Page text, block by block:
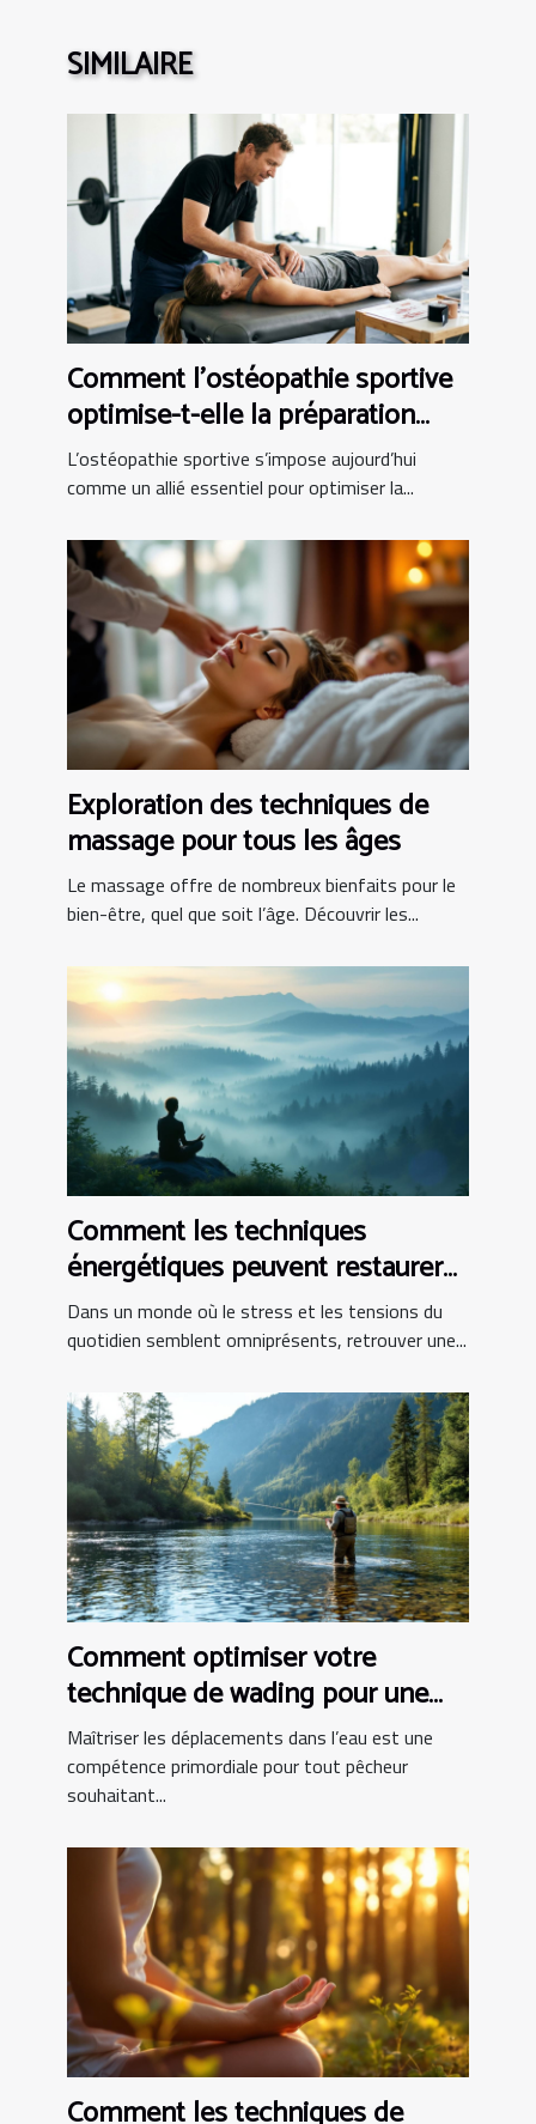
SIMILAIRE
Comment l'ostéopathie sportive
optimise-t-elle la préparation
physique ?
L’ostéopathie sportive s’impose aujourd’hui
comme un allié essentiel pour optimiser la...
Exploration des techniques de
massage pour tous les âges
Le massage offre de nombreux bienfaits pour le
bien-être, quel que soit l’âge. Découvrir les...
Comment les techniques
énergétiques peuvent restaurer
l'harmonie intérieure ?
Dans un monde où le stress et les tensions du
quotidien semblent omniprésents, retrouver une...
Comment optimiser votre
technique de wading pour une
pêche réussie ?
Maîtriser les déplacements dans l’eau est une
compétence primordiale pour tout pêcheur
souhaitant...
Comment les techniques de